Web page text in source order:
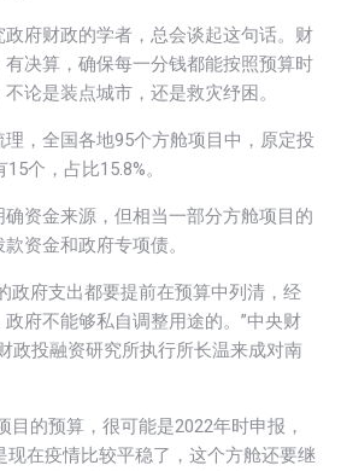
府财政的学者，总会谈起这句话。财
决算，确保每一分钱都能按照预算时
论是装点城市，还是救灾纾困。
，全国各地95个方舱项目中，原定投
个，占比15.8%。
资金来源，但相当一部分方舱项目的
资金和政府专项债。
政府支出都要提前在预算中列清，经
府不能够私自调整用途的。”中央财
政投融资研究所执行所长温来成对南
目的预算，很可能是2022年时申报，
现在疫情比较平稳了，这个方舱还要继